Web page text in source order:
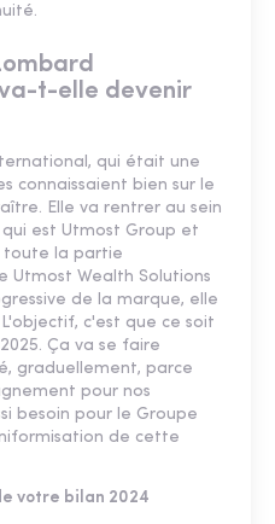
t-elle devenir
qui était une
connaissaient bien sur le
Elle va rentrer au sein
est Utmost Group et
la partie
Utmost Wealth Solutions
de la marque, elle
c'est que ce soit
Ça va se faire
graduellement, parce
pour nos
besoin pour le Groupe
de cette
votre bilan 2024